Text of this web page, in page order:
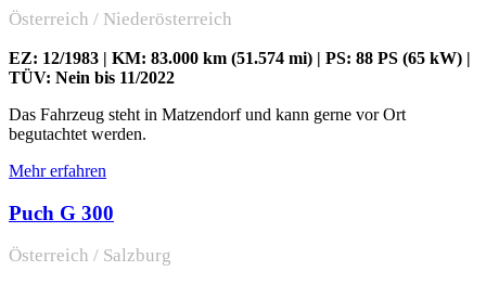
Österreich / Niederösterreich
EZ: 12/1983 | KM: 83.000 km (51.574 mi) | PS: 88 PS (65 kW) |
TÜV: Nein bis 11/2022
Das Fahrzeug steht in Matzendorf und kann gerne vor Ort
begutachtet werden.
Mehr erfahren
Puch G 300
Österreich / Salzburg